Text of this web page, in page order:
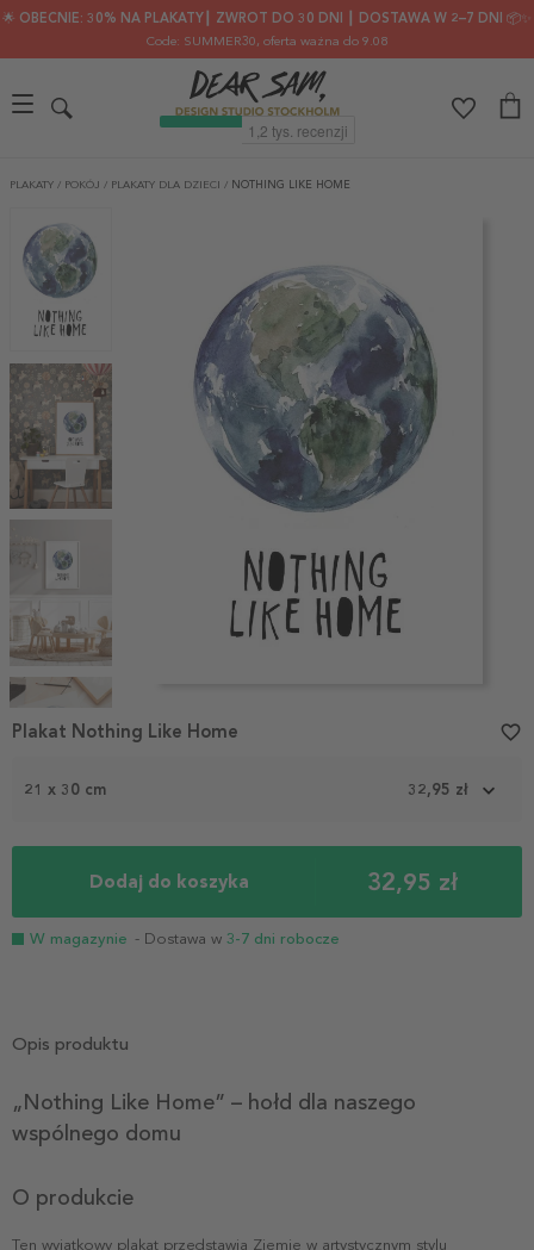
🌟 OBECNIE: 30% NA PLAKATY┃ ZWROT DO 30 DNI ┃ DOSTAWA W 2–7 DNI 📦✨
Code: SUMMER30, oferta ważna do 9.08
PLAKATY / POKÓJ / PLAKATY DLA DZIECI / NOTHING LIKE HOME
1
21 x 30 cm 32,95 zł
Dodaj do koszyka 32,95 zł
W magazynie - Dostawa w 3-7 dni robocze
Plakat Nothing Like Home favorite_border
Opis produktu
„Nothing Like Home” – hołd dla naszego
wspólnego domu
O produkcie
Ten wyjątkowy plakat przedstawia Ziemię w artystycznym stylu